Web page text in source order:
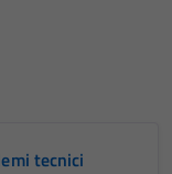
tecnici